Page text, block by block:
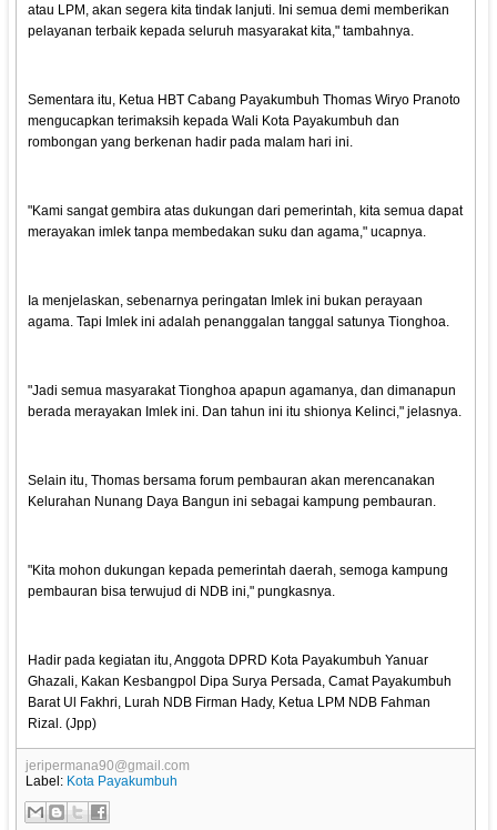
atau LPM, akan segera kita tindak lanjuti. Ini semua demi memberikan
pelayanan terbaik kepada seluruh masyarakat kita," tambahnya.
Sementara itu, Ketua HBT Cabang Payakumbuh Thomas Wiryo Pranoto
mengucapkan terimaksih kepada Wali Kota Payakumbuh dan
rombongan yang berkenan hadir pada malam hari ini.
"Kami sangat gembira atas dukungan dari pemerintah, kita semua dapat
merayakan imlek tanpa membedakan suku dan agama," ucapnya.
Ia menjelaskan, sebenarnya peringatan Imlek ini bukan perayaan
agama. Tapi Imlek ini adalah penanggalan tanggal satunya Tionghoa.
"Jadi semua masyarakat Tionghoa apapun agamanya, dan dimanapun
berada merayakan Imlek ini. Dan tahun ini itu shionya Kelinci," jelasnya.
Selain itu, Thomas bersama forum pembauran akan merencanakan
Kelurahan Nunang Daya Bangun ini sebagai kampung pembauran.
"Kita mohon dukungan kepada pemerintah daerah, semoga kampung
pembauran bisa terwujud di NDB ini," pungkasnya.
Hadir pada kegiatan itu, Anggota DPRD Kota Payakumbuh Yanuar
Ghazali, Kakan Kesbangpol Dipa Surya Persada, Camat Payakumbuh
Barat Ul Fakhri, Lurah NDB Firman Hady, Ketua LPM NDB Fahman
Rizal. (Jpp)
jeripermana90@gmail.com
Label: Kota Payakumbuh